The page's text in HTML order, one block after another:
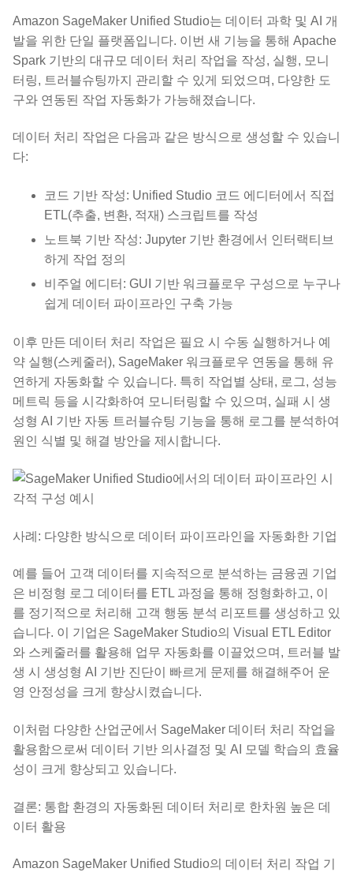
Amazon SageMaker Unified Studio는 데이터 과학 및 AI 개
발을 위한 단일 플랫폼입니다. 이번 새 기능을 통해 Apache
Spark 기반의 대규모 데이터 처리 작업을 작성, 실행, 모니
터링, 트러블슈팅까지 관리할 수 있게 되었으며, 다양한 도
구와 연동된 작업 자동화가 가능해졌습니다.
데이터 처리 작업은 다음과 같은 방식으로 생성할 수 있습니
다:
코드 기반 작성: Unified Studio 코드 에디터에서 직접
ETL(추출, 변환, 적재) 스크립트를 작성
노트북 기반 작성: Jupyter 기반 환경에서 인터랙티브
하게 작업 정의
비주얼 에디터: GUI 기반 워크플로우 구성으로 누구나
쉽게 데이터 파이프라인 구축 가능
이후 만든 데이터 처리 작업은 필요 시 수동 실행하거나 예
약 실행(스케줄러), SageMaker 워크플로우 연동을 통해 유
연하게 자동화할 수 있습니다. 특히 작업별 상태, 로그, 성능
메트릭 등을 시각화하여 모니터링할 수 있으며, 실패 시 생
성형 AI 기반 자동 트러블슈팅 기능을 통해 로그를 분석하여
원인 식별 및 해결 방안을 제시합니다.
사례: 다양한 방식으로 데이터 파이프라인을 자동화한 기업
예를 들어 고객 데이터를 지속적으로 분석하는 금융권 기업
은 비정형 로그 데이터를 ETL 과정을 통해 정형화하고, 이
를 정기적으로 처리해 고객 행동 분석 리포트를 생성하고 있
습니다. 이 기업은 SageMaker Studio의 Visual ETL Editor
와 스케줄러를 활용해 업무 자동화를 이끌었으며, 트러블 발
생 시 생성형 AI 기반 진단이 빠르게 문제를 해결해주어 운
영 안정성을 크게 향상시켰습니다.
이처럼 다양한 산업군에서 SageMaker 데이터 처리 작업을
활용함으로써 데이터 기반 의사결정 및 AI 모델 학습의 효율
성이 크게 향상되고 있습니다.
결론: 통합 환경의 자동화된 데이터 처리로 한차원 높은 데
이터 활용
Amazon SageMaker Unified Studio의 데이터 처리 작업 기